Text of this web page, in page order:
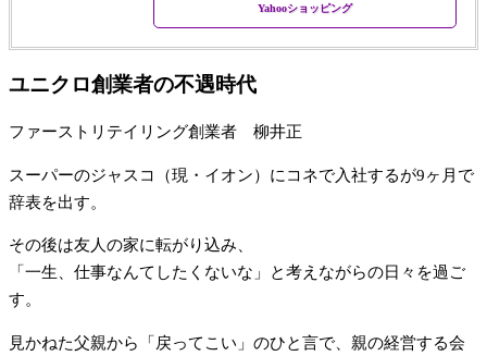
Yahooショッピング
ユニクロ創業者の不遇時代
ファーストリテイリング創業者 柳井正
スーパーのジャスコ（現・イオン）にコネで入社するが9ヶ月で
辞表を出す。
その後は友人の家に転がり込み、
「一生、仕事なんてしたくないな」と考えながらの日々を過ご
す。
見かねた父親から「戻ってこい」のひと言で、親の経営する会